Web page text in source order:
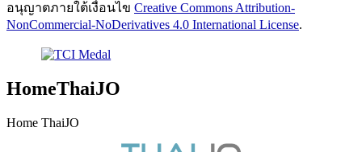
อนุญาตภายใต้เงื่อนไข Creative Commons Attribution-
NonCommercial-NoDerivatives 4.0 International License.
HomeThaiJO
Home ThaiJO